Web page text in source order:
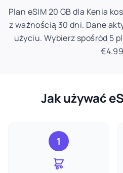
Plan eSIM 20 GB dla Kenia
z ważnością 30 dni. Dane
użyciu. Wybierz spośród 5
Jak używać
1